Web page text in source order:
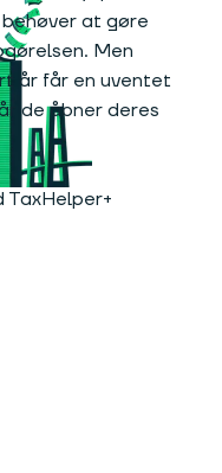
at gøre
Men
år får en uventet
de åbner deres
TaxHelper+